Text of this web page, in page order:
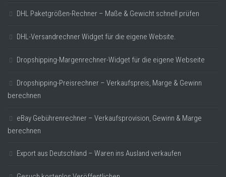
DHL Paketgrößen-Rechner – Maße & Gewicht schnell prüfen
DHL-Versandrechner Widget für die eigene Website.
Dropshipping-Margenrechner-Widget für die eigene Webseite
Dropshipping-Preisrechner – Verkaufspreis, Marge & Gewinn
berechnen
eBay Gebührenrechner – Verkaufsprovision, Gewinn & Marge
berechnen
Export aus Deutschland – Waren ins Ausland verkaufen